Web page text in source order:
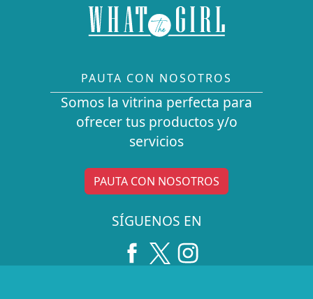
PAUTA CON NOSOTROS
Somos la vitrina perfecta para
ofrecer tus productos y/o
servicios
PAUTA CON NOSOTROS
SÍGUENOS EN